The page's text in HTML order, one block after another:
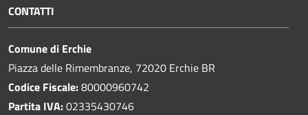
CONTATTI
Comune di Erchie
Piazza delle Rimembranze, 72020 Erchie BR
Codice Fiscale:80000960742
Partita IVA:02335430746